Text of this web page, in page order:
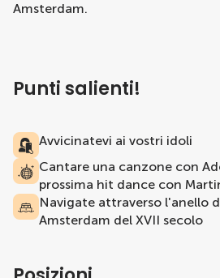
Amsterdam.
Punti salienti!
Avvicinatevi ai vostri idoli
Cantare una canzone con
prossima hit dance con
Navigate attraverso l'anello
Amsterdam del XVII secolo